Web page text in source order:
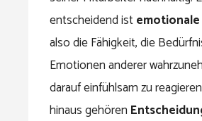
entscheidend ist
also die Fähigkeit, die
Emotionen anderer
darauf einfühlsam zu
hinaus gehören